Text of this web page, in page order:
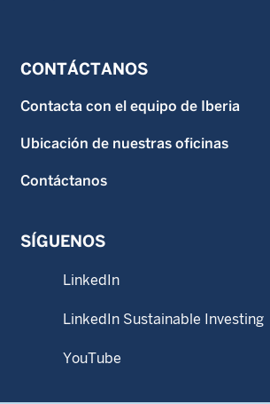
CONTÁCTANOS
Contacta con el equipo de Iberia
Ubicación de nuestras oficinas
Contáctanos
SÍGUENOS
LinkedIn
LinkedIn Sustainable Investing
YouTube